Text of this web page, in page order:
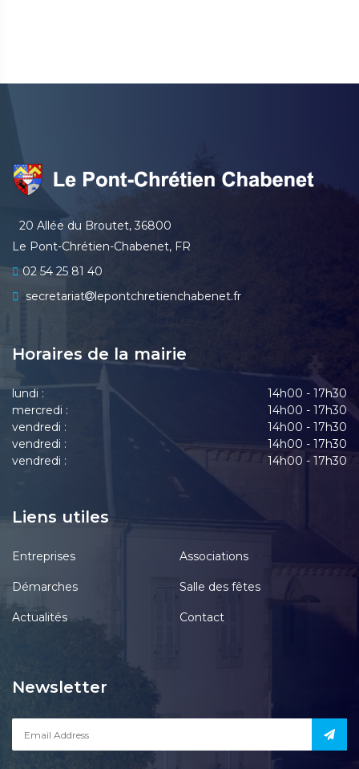
20 Allée du Broutet, 36800
Le Pont-Chrétien-Chabenet, FR
02 54 25 81 40
secretariat
lepontchretienchabenet.fr
Horaires de la mairie
lundi :
14h00 - 17h30
mercredi :
14h00 - 17h30
vendredi :
14h00 - 17h30
vendredi :
14h00 - 17h30
vendredi :
14h00 - 17h30
Liens utiles
Entreprises Associations
Démarches Salle des fêtes
Actualités Contact
Newsletter